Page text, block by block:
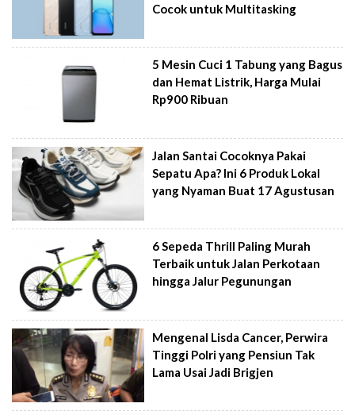
Cocok untuk Multitasking
5 Mesin Cuci 1 Tabung yang Bagus
dan Hemat Listrik, Harga Mulai
Rp900 Ribuan
Jalan Santai Cocoknya Pakai
Sepatu Apa? Ini 6 Produk Lokal
yang Nyaman Buat 17 Agustusan
6 Sepeda Thrill Paling Murah
Terbaik untuk Jalan Perkotaan
hingga Jalur Pegunungan
Mengenal Lisda Cancer, Perwira
Tinggi Polri yang Pensiun Tak
Lama Usai Jadi Brigjen